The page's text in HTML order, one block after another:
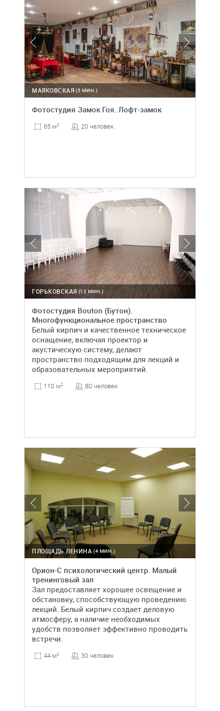
(5 МИН.)
МАЯКОВСКАЯ
Фотостудия Замок Гоя. Лофт-замок
65 м2 20 человек
(12 МИН.)
ГОРЬКОВСКАЯ
Фотостудия Bouton (Бутон).
Многофункциональное пространство
Белый кирпич и качественное техническое
оснащение, включая проектор и
акустическую систему, делают
пространство подходящим для лекций и
образовательных мероприятий.
110 м2 80 человек
(4 МИН.)
ПЛОЩАДЬ ЛЕНИНА
Орион-С психологический центр. Малый
тренинговый зал
Зал предоставляет хорошее освещение и
обстановку, способствующую проведению
лекций. Белый кирпич создает деловую
атмосферу, а наличие необходимых
удобств позволяет эффективно проводить
встречи.
44 м2 30 человек